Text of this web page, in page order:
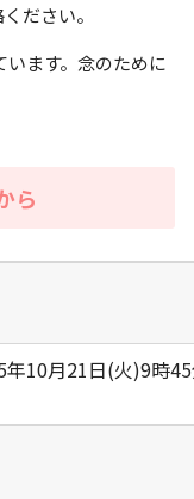
ださい。
ます。念のために
ら
年10月21日(火)9時